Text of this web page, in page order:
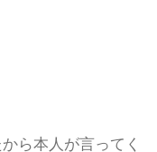
ら本人が言ってく